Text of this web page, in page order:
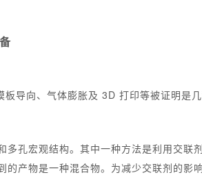
导向、气体膨胀及 3D 打印等被证明是
孔宏观结构。其中一种方法是利用交联
产物是一种混合物。为减少交联剂的影